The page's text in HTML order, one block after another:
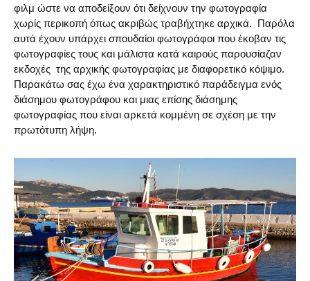
φιλμ ώστε να αποδείξουν ότι δείχνουν την φωτογραφία
χωρίς περικοπή όπως ακριβώς τραβήχτηκε αρχικά. Παρόλα
αυτά έχουν υπάρχει σπουδαίοι φωτογράφοι που έκοβαν τις
φωτογραφίες τους και μάλιστα κατά καιρούς παρουσίαζαν
εκδοχές της αρχικής φωτογραφίας με διαφορετικό κόψιμο.
Παρακάτω σας έχω ένα χαρακτηριστικό παράδειγμα ενός
διάσημου φωτογράφου και μιας επίσης διάσημης
φωτογραφίας που είναι αρκετά κομμένη σε σχέση με την
πρωτότυπη λήψη.